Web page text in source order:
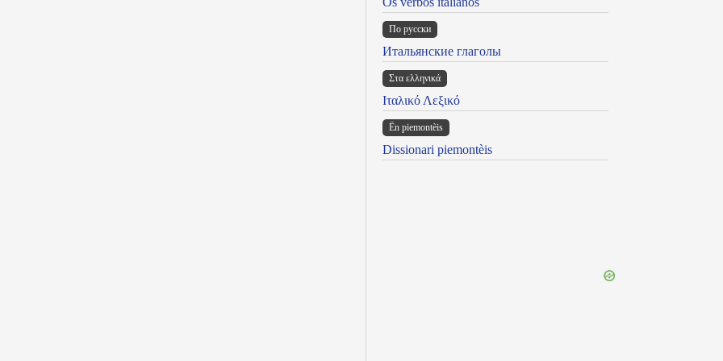
По русски
Итальянские глаголы
Στα ελληνικά
Ιταλικό Λεξικό
Ën piemontèis
Dissionari piemontèis